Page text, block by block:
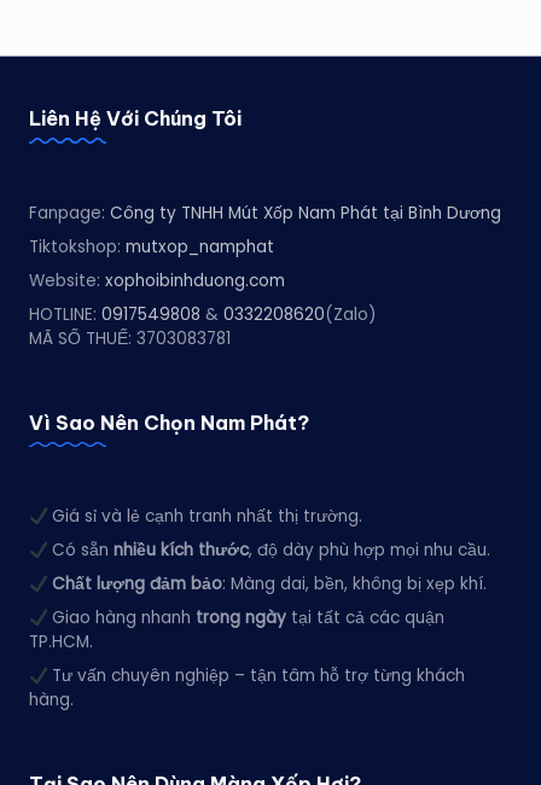
Liên Hệ Với Chúng Tôi
Fanpage: Công ty TNHH Mút Xốp Nam Phát tại Bình Dương
Tiktokshop: mutxop_namphat
Website: xophoibinhduong.com
HOTLINE: 0917549808 & 0332208620(Zalo)
MÃ SỐ THUẾ: 3703083781
Vì Sao Nên Chọn Nam Phát?
Giá sỉ và lẻ cạnh tranh nhất thị trường.
Có sẵnnhiều kích thước, độ dày phù hợp mọi nhu cầu.
Chất lượng đảm bảo: Màng dai, bền, không bị xẹp khí.
Giao hàng nhanh trong ngày tại tất cả các quận
TP.HCM.
Tư vấn chuyên nghiệp – tận tâm hỗ trợ từng khách
hàng.